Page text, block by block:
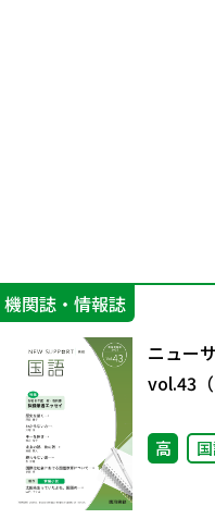
機関誌・情報誌
ニュー
vol.43（
高